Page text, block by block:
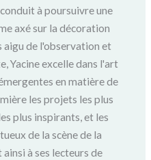
à poursuivre une
axé sur la décoration
aigu de l'observation et
Yacine excelle dans l'art
en matière de
les projets les plus
plus inspirants, et les
de la scène de la
à ses lecteurs de